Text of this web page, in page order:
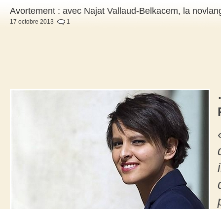
Avortement : avec Najat Vallaud-Belkacem, la
17 octobre 2013 1